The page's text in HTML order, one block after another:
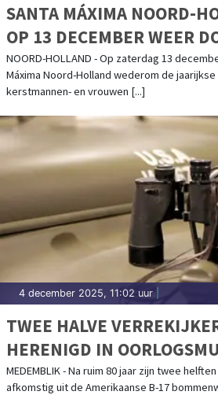
SANTA MÁXIMA NOORD-
OP 13 DECEMBER WEER
PROVINCIE
NOORD-HOLLAND - Op zaterdag 13
Máxima Noord-Holland wederom de
kerstmannen- en vrouwen [...]
4 december 2025, 11:02 uur
TWEE HALVE
HERENIGD IN
MEDEMBLIK
MEDEMBLIK - Na ruim 80 jaar zijn twee
afkomstig uit de Amerikaanse B-17